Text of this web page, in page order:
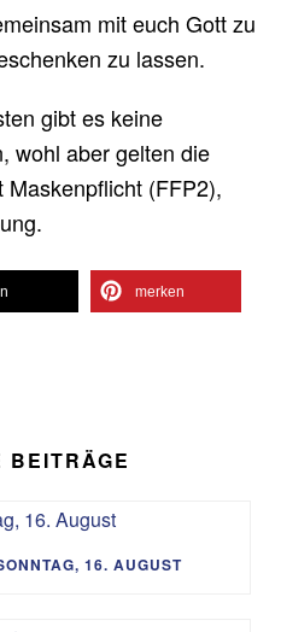
mit euch Gott zu
zu lassen.
gibt es keine
wohl aber gelten die
(FFP2),
merken
BEITRÄGE
16. AUGUST